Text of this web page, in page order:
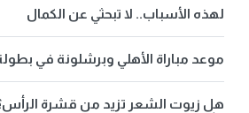
لهذه الأسباب.. لا تبحثي عن الكمال
موعد مباراة الأهلي وبرشلونة في
هل زيوت الشعر تزيد من قشرة